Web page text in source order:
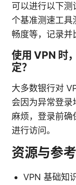
可以进行以下
个基准测速工具
畅度等，记录并
使用 VPN 时
定？
大多数银行对
会因为异常登
麻烦，登录前
进行访问。
资源与参考
VPN 基础知